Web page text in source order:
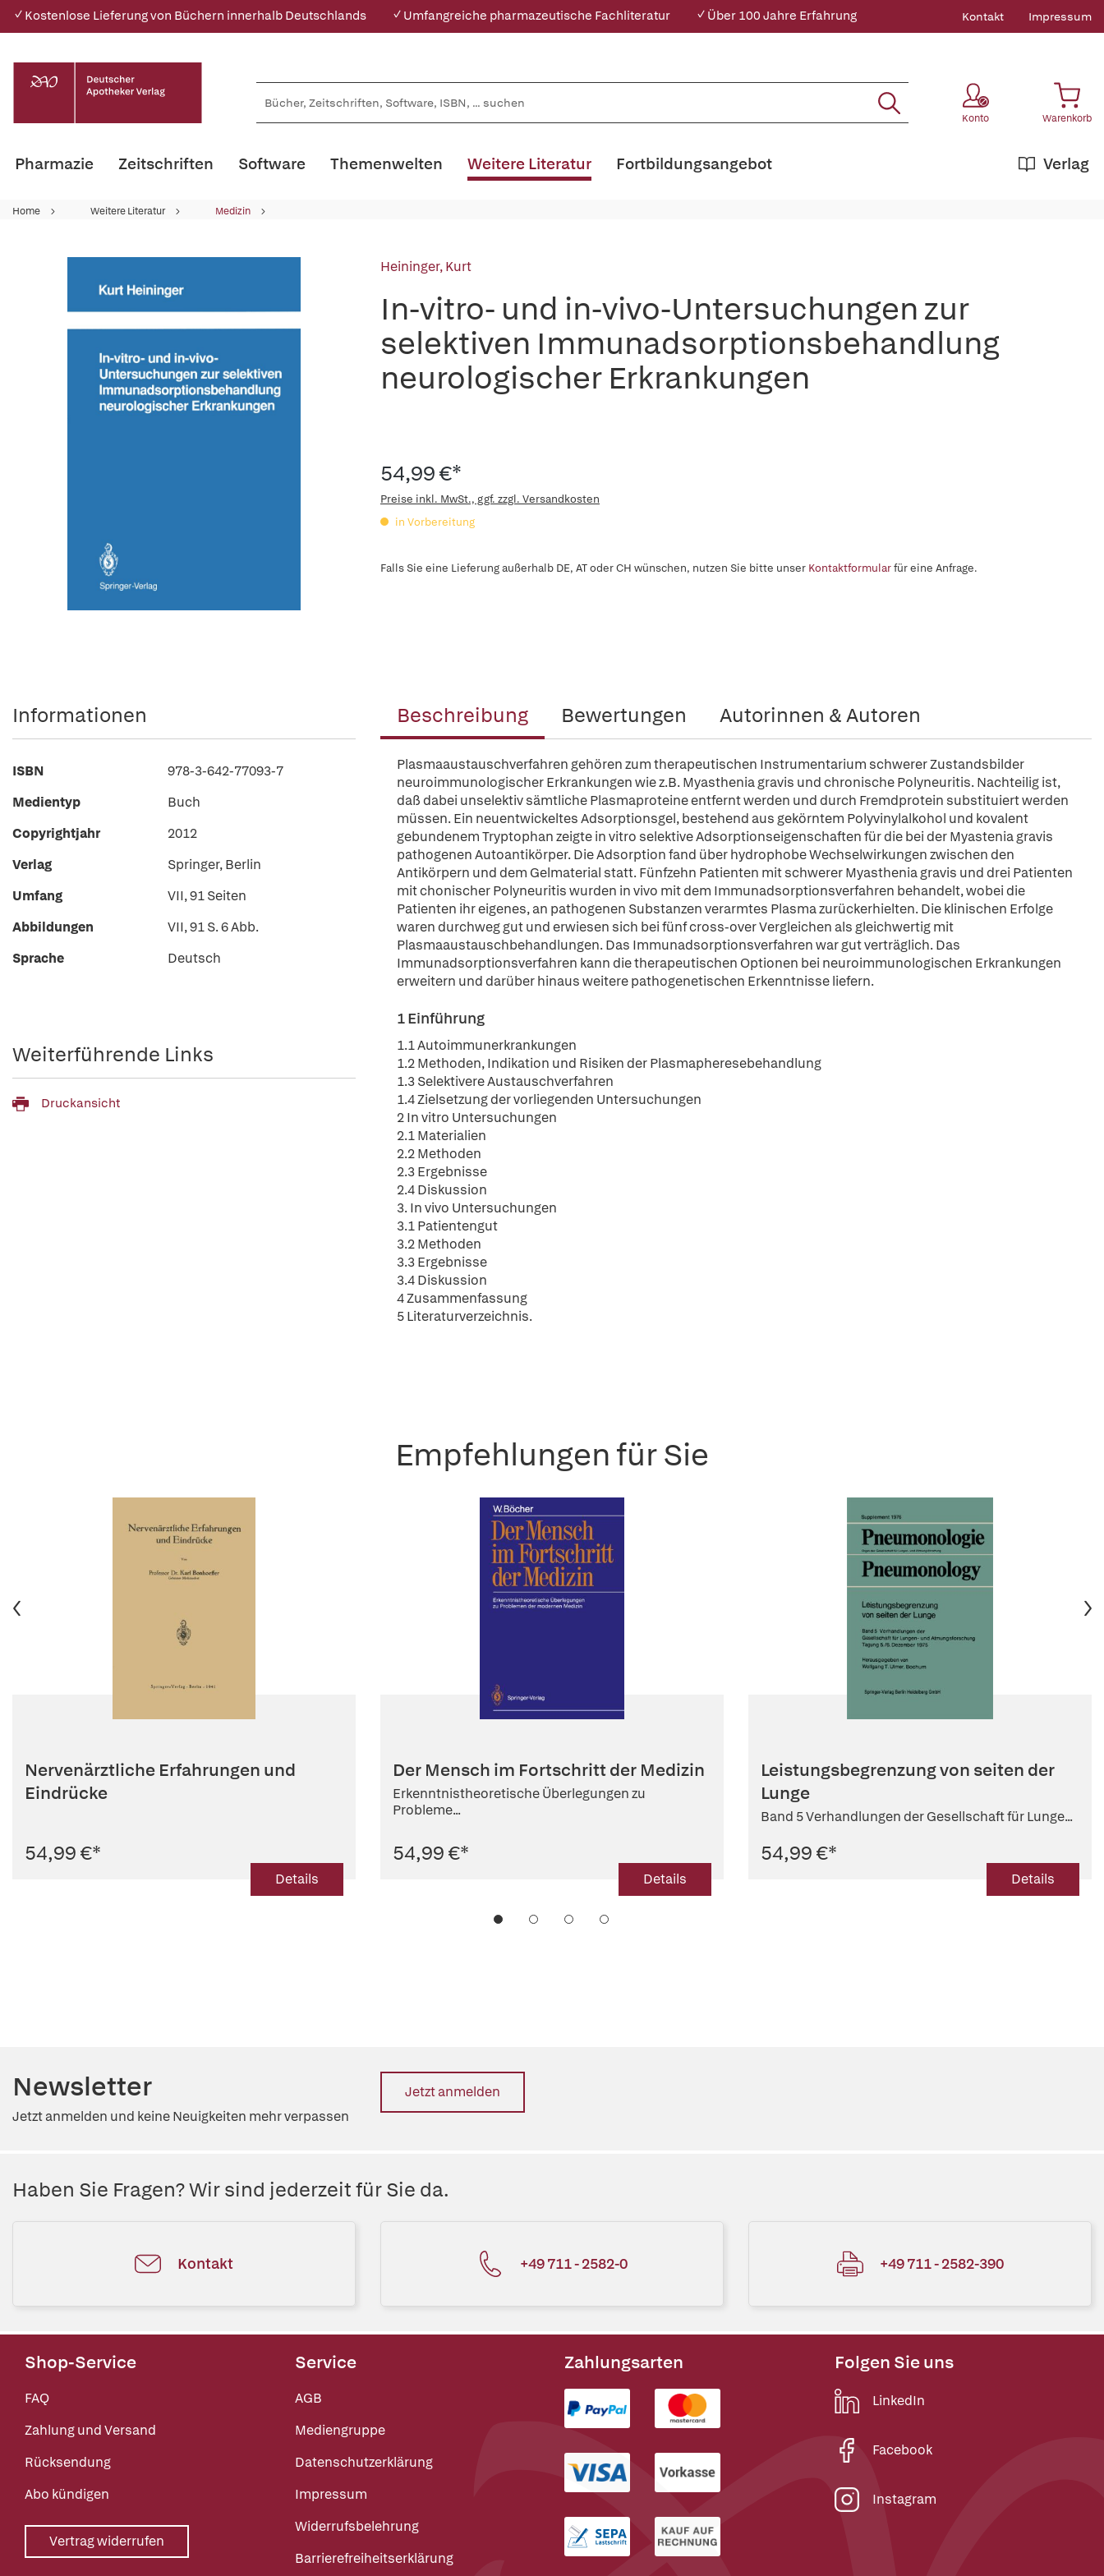
✓ Kostenlose Lieferung von Büchern innerhalb Deutschlands ✓ Umfangreiche pharmazeutische Fachliteratur ✓ Über 100 Jahre Erfahrung Kontakt Impressum
Konto Warenkorb
Pharmazie Zeitschriften Software Themenwelten Weitere Literatur Verlag
Fortbildungsangebot
Home Weitere Literatur Medizin
Heininger, Kurt
In-vitro- und in-vivo-Untersuchungen zur
selektiven Immunadsorptionsbehandlung
neurologischer Erkrankungen
54,99 €*
Preise inkl. MwSt., ggf. zzgl. Versandkosten
in Vorbereitung
Falls Sie eine Lieferung außerhalb DE, AT oder CH wünschen, nutzen Sie bitte unser Kontaktformularfür eine Anfrage.
Beschreibung Bewertungen Autorinnen & Autoren
Plasmaaustauschverfahren gehören zum therapeutischen Instrumentarium schwerer Zustandsbilder
neuroimmunologischer Erkrankungen wie z.B. Myasthenia gravis und chronische Polyneuritis. Nachteilig ist,
daß dabei unselektiv sämtliche Plasmaproteine entfernt werden und durch Fremdprotein substituiert werden
müssen. Ein neuentwickeltes Adsorptionsgel, bestehend aus gekörntem Polyvinylalkohol und kovalent
gebundenem Tryptophan zeigte in vitro selektive Adsorptionseigenschaften für die bei der Myastenia gravis
pathogenen Autoantikörper. Die Adsorption fand über hydrophobe Wechselwirkungen zwischen den
Antikörpern und dem Gelmaterial statt. Fünfzehn Patienten mit schwerer Myasthenia gravis und drei Patienten
mit chonischer Polyneuritis wurden in vivo mit dem Immunadsorptionsverfahren behandelt, wobei die
Patienten ihr eigenes, an pathogenen Substanzen verarmtes Plasma zurückerhielten. Die klinischen Erfolge
waren durchweg gut und erwiesen sich bei fünf cross-over Vergleichen als gleichwertig mit
Plasmaaustauschbehandlungen. Das Immunadsorptionsverfahren war gut verträglich. Das
Immunadsorptionsverfahren kann die therapeutischen Optionen bei neuroimmunologischen Erkrankungen
erweitern und darüber hinaus weitere pathogenetischen Erkenntnisse liefern.
1 Einführung
1.1 Autoimmunerkrankungen
1.2 Methoden, Indikation und Risiken der Plasmapheresebehandlung
1.3 Selektivere Austauschverfahren
1.4 Zielsetzung der vorliegenden Untersuchungen
2 In vitro Untersuchungen
2.1 Materialien
2.2 Methoden
2.3 Ergebnisse
2.4 Diskussion
3. In vivo Untersuchungen
3.1 Patientengut
3.2 Methoden
3.3 Ergebnisse
3.4 Diskussion
4 Zusammenfassung
5 Literaturverzeichnis.
Informationen
ISBN
978-3-642-77093-7
Medientyp
Buch
Copyrightjahr
2012
Verlag
Springer, Berlin
Umfang
VII, 91 Seiten
Abbildungen
VII, 91 S. 6 Abb.
Sprache
Deutsch
Weiterführende Links
Druckansicht
Empfehlungen für Sie
Nervenärztliche Erfahrungen und
Eindrücke
54,99 €*
Details
Der Mensch im Fortschritt der Medizin
Erkenntnistheoretische Überlegungen zu
Probleme...
54,99 €*
Details
Leistungsbegrenzung von seiten der
Lunge
Band 5 Verhandlungen der Gesellschaft für Lunge...
54,99 €*
Details
Newsletter
Jetzt anmelden und keine Neuigkeiten mehr verpassen
Jetzt anmelden
Haben Sie Fragen? Wir sind jederzeit für Sie da.
Kontakt +49 711 - 2582-0 +49 711 - 2582-390
Shop-Service
FAQ
Zahlung und Versand
Rücksendung
Abo kündigen
Vertrag widerrufen
Service
AGB
Mediengruppe
Datenschutzerklärung
Impressum
Widerrufsbelehrung
Barrierefreiheitserklärung
Zahlungsarten Folgen Sie uns
LinkedIn
Facebook
Instagram